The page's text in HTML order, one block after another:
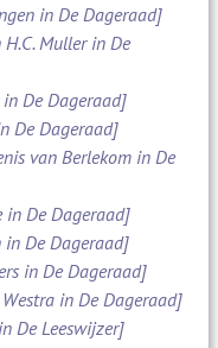
in De Dageraad]
Muller in De
De Dageraad]
De Dageraad]
van Berlekom in De
in De Dageraad]
in De Dageraad]
in De Dageraad]
in De Dageraad]
De Leeswijzer]